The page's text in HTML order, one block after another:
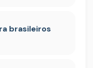
brasileiros